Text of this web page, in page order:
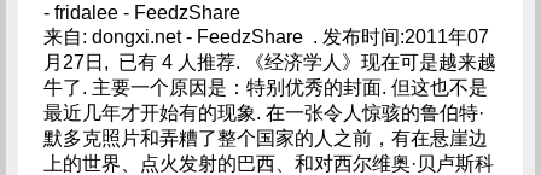
- fridalee - FeedzShare
来自: dongxi.net - FeedzShare . 发布时间:2011年07
月27日, 已有 4 人推荐. 《经济学人》现在可是越来越
牛了. 主要一个原因是：特别优秀的封面. 但这也不是
最近几年才开始有的现象. 在一张令人惊骇的鲁伯特·
默多克照片和弄糟了整个国家的人之前，有在悬崖边
上的世界、点火发射的巴西、和对西尔维奥·贝卢斯科